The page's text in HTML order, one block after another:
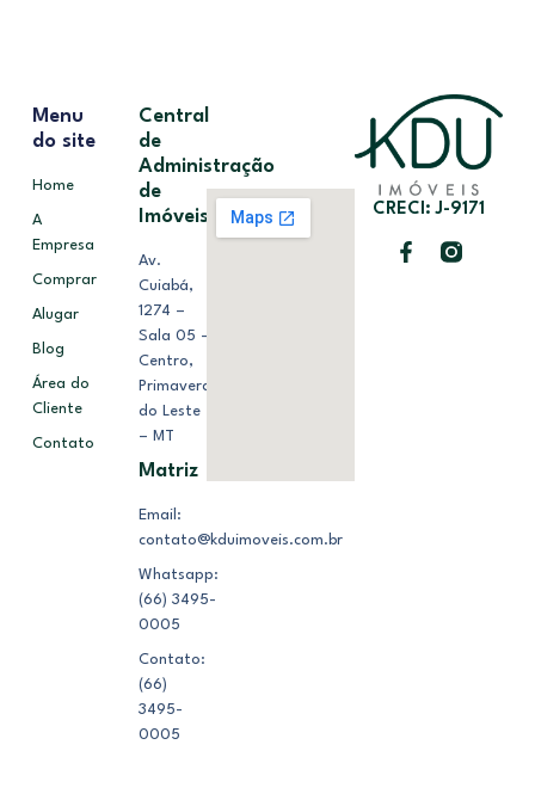
CRECI: J-9171
Menu
do site
Home
A
Empresa
Comprar
Alugar
Blog
Área do
Cliente
Contato
Central
de
Administração
de
Imóveis
Av.
Cuiabá,
1274 –
Sala 05 –
Centro,
Primavera
do Leste
– MT
Matriz
Email:
contato@kduimoveis.com.br
Whatsapp:
(66) 3495-
0005
Contato:
(66)
3495-
0005